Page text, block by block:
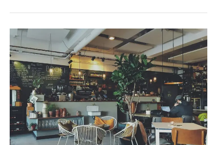
ル
ス
で
人
気
の
ス
ポ
ー
ツ